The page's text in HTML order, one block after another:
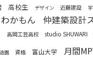
高校生 デザイン 近藤建設
わかもん 仲建築設計
高岡工芸高校 studio SHUWARI
造園 資格 富山大学 月間